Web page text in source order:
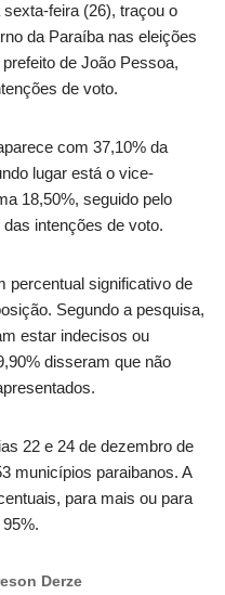
feira (26), traçou o
da Paraíba nas eleições
de João Pessoa,
de voto.
com 37,10% da
lugar está o vice-
18,50%, seguido pelo
intenções de voto.
percentual significativo de
Segundo a pesquisa,
estar indecisos ou
disseram que não
22 e 24 de dezembro de
municípios paraibanos. A
para mais ou para
Derze